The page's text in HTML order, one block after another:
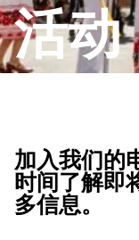
活动
加入我们的
时间了解即
多信息。